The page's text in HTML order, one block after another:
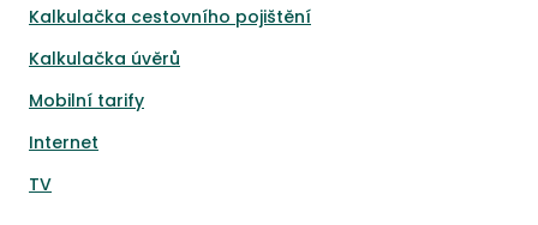
Kalkulačka cestovního pojištění
Kalkulačka úvěrů
Mobilní tarify
Internet
TV